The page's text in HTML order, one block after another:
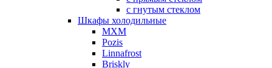
с гнутым стеклом
Шкафы холодильные
МХМ
Pozis
Linnafrost
Briskly